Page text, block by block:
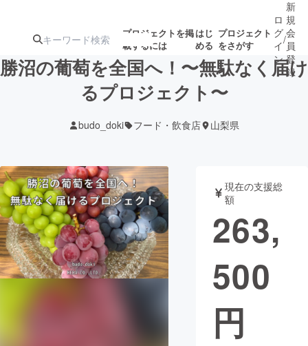
プロジェクトを掲
載するには
はじ
める
プロジェクト
をさがす
ターン
ジェクト
募集終了が近いプ
ロジェクト
アート・写真 音楽
テクノロジー・ガジェット ゲーム・サ
映像・映画
ロ
グ
イ
ン
/
新
規
会
員
登
録
勝沼の葡萄を全国へ！〜無駄なく届け
るプロジェクト〜
budo_doki フード・飲食店 山梨県
現在の支援総
額
263,
500
円